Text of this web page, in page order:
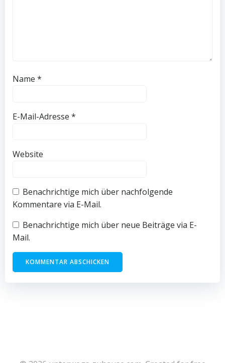
Name *
E-Mail-Adresse *
Website
Benachrichtige mich über nachfolgende
Kommentare via E-Mail.
Benachrichtige mich über neue Beiträge via E-
Mail.